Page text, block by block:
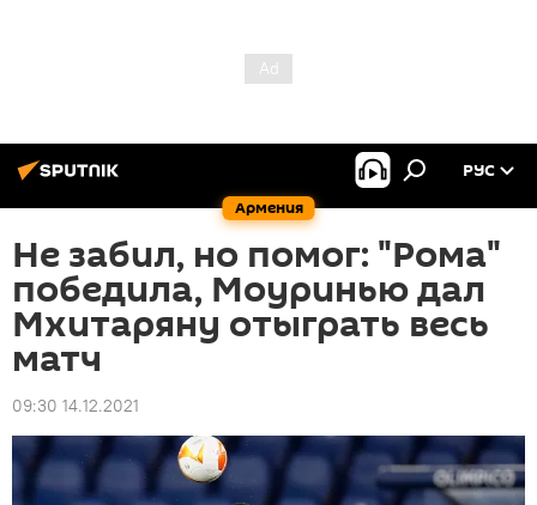
Армения
РУС
Не забил, но помог: "Рома"
победила, Моуринью дал
Мхитаряну отыграть весь
матч
09:30 14.12.2021